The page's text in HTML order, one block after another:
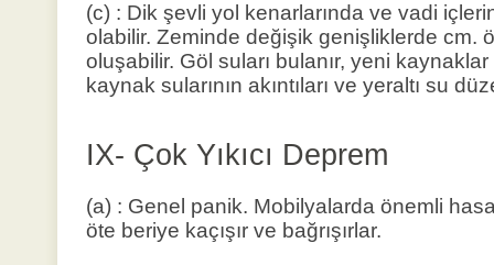
(c) : Dik şevli yol kenarlarında ve vadi
olabilir. Zeminde değişik genişliklerde cm.
oluşabilir. Göl suları bulanır, yeni
kaynak sularının akıntıları ve yeraltı su
IX- Çok Yıkıcı Deprem
(a) : Genel panik. Mobilyalarda önemli
öte beriye kaçışır ve bağrışırlar.